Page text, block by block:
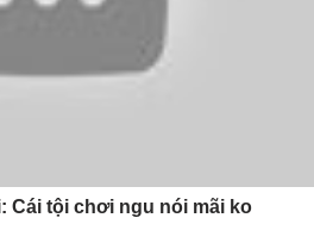
Cái tội chơi ngu nói mãi ko